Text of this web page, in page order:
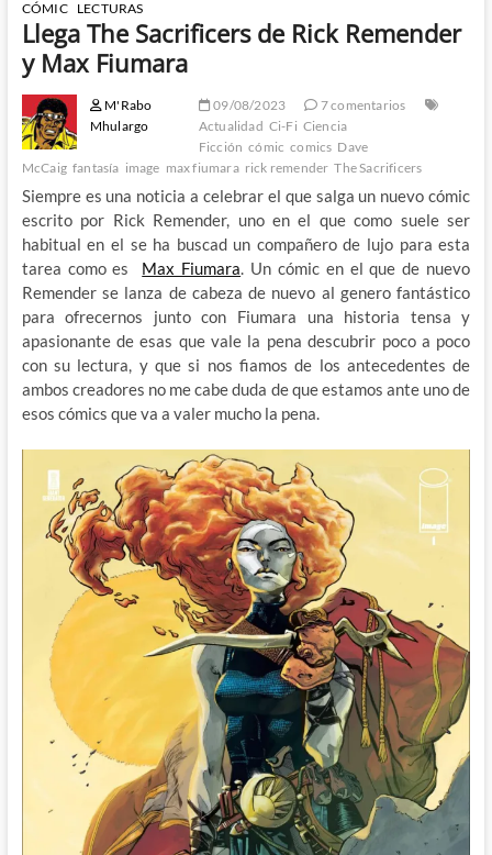
CÓMIC LECTURAS
Llega The Sacrificers de Rick Remender
y Max Fiumara
M'Rabo
Mhulargo
09/08/2023
7 comentarios
Actualidad Ci-Fi Ciencia
Ficción cómic comics Dave
McCaig fantasía image max fiumara rick remender The Sacrificers
Siempre es una noticia a celebrar el que salga un nuevo cómic
escrito por Rick Remender, uno en el que como suele ser
habitual en el se ha buscad un compañero de lujo para esta
tarea como es Max Fiumara. Un cómic en el que de nuevo
Remender se lanza de cabeza de nuevo al genero fantástico
para ofrecernos junto con Fiumara una historia tensa y
apasionante de esas que vale la pena descubrir poco a poco
con su lectura, y que si nos fiamos de los antecedentes de
ambos creadores no me cabe duda de que estamos ante uno de
esos cómics que va a valer mucho la pena.